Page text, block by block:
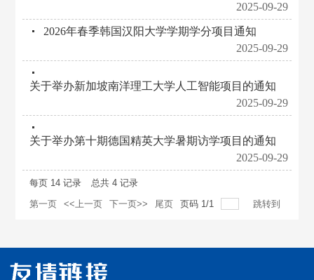
2025-09-29
​2026年春季韩国汉阳大学学期学分项目通知
2025-09-29
​关于举办新加坡南洋理工大学人工智能项目的通知
2025-09-29
关于举办第十期德国精英大学暑期访学项目的通知
2025-09-29
每页 14 记录 总共4 记录
第一页
<<上一页 下一页>> 尾页 页码 1/1 跳转到